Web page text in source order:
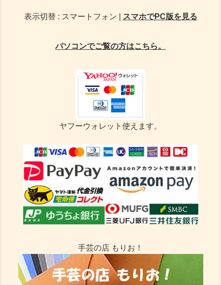
表示切替 : スマートフォン | スマホでPC版を見る
パソコンでご覧の方はこちら。
ヤフーウォレット使えます。
手芸の店 もりお！